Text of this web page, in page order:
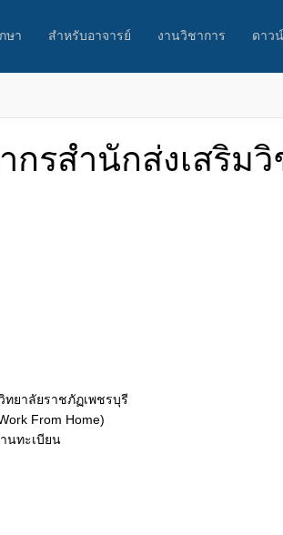
ษา สำหรับอาจารย์ งานวิชาการ ดาว
รสำนักส่งเสริมวิ
ทยาลัยราชภัฏเพชรบุรี
From Home)
นทะเบียน